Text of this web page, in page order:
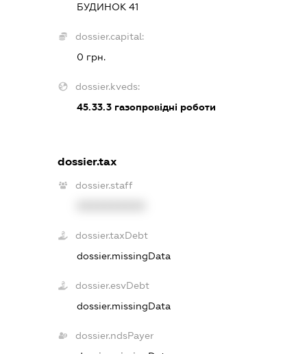
БУДИНОК 41
dossier.capital:
0 грн.
dossier.kveds:
45.33.3газопровідні роботи
dossier.tax
dossier.staff
dossier.taxDebt
dossier.missingData
dossier.esvDebt
dossier.missingData
dossier.ndsPayer